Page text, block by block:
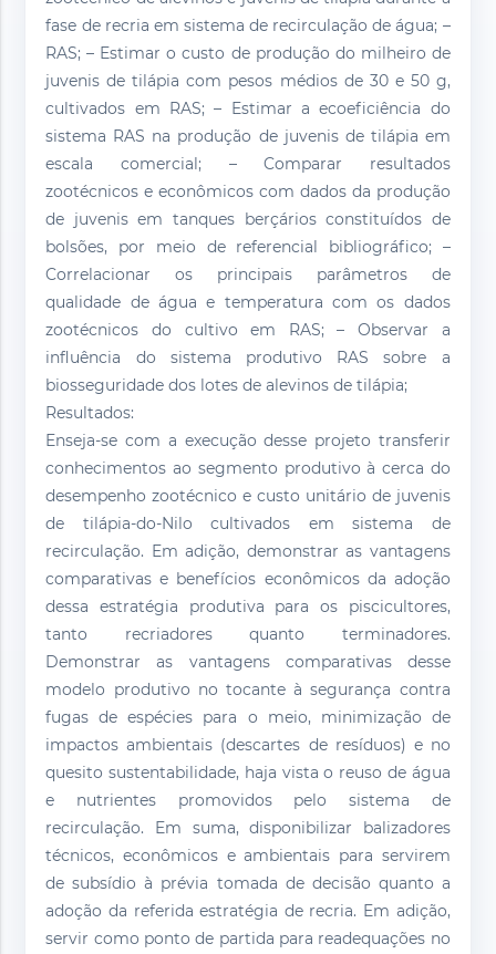
fase de recria em sistema de recirculação de água; –
RAS; – Estimar o custo de produção do milheiro de
juvenis de tilápia com pesos médios de 30 e 50 g,
cultivados em RAS; – Estimar a ecoeficiência do
sistema RAS na produção de juvenis de tilápia em
escala comercial; – Comparar resultados
zootécnicos e econômicos com dados da produção
de juvenis em tanques berçários constituídos de
bolsões, por meio de referencial bibliográfico; –
Correlacionar os principais parâmetros de
qualidade de água e temperatura com os dados
zootécnicos do cultivo em RAS; – Observar a
influência do sistema produtivo RAS sobre a
biosseguridade dos lotes de alevinos de tilápia;
Resultados:
Enseja-se com a execução desse projeto transferir
conhecimentos ao segmento produtivo à cerca do
desempenho zootécnico e custo unitário de juvenis
de tilápia-do-Nilo cultivados em sistema de
recirculação. Em adição, demonstrar as vantagens
comparativas e benefícios econômicos da adoção
dessa estratégia produtiva para os piscicultores,
tanto recriadores quanto terminadores.
Demonstrar as vantagens comparativas desse
modelo produtivo no tocante à segurança contra
fugas de espécies para o meio, minimização de
impactos ambientais (descartes de resíduos) e no
quesito sustentabilidade, haja vista o reuso de água
e nutrientes promovidos pelo sistema de
recirculação. Em suma, disponibilizar balizadores
técnicos, econômicos e ambientais para servirem
de subsídio à prévia tomada de decisão quanto a
adoção da referida estratégia de recria. Em adição,
servir como ponto de partida para readequações no